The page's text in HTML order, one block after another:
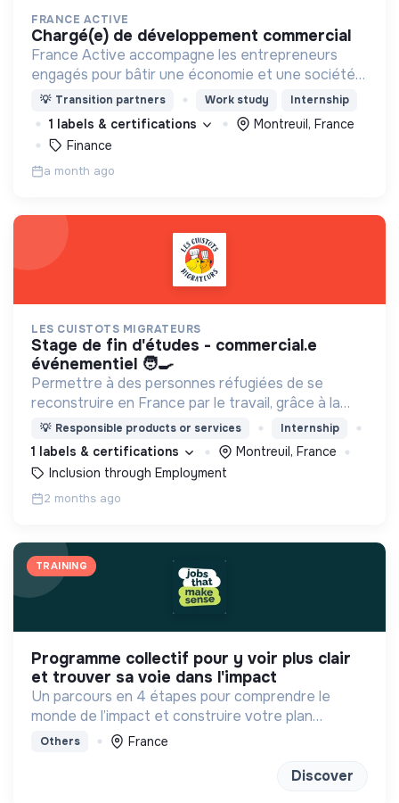
FRANCE ACTIVE
chargé(e) de développement commercial
France Active accompagne les entrepreneurs
engagés pour bâtir une économie et une société
plus inclusive et plus durable.
💡 Transition partners Work study Internship
1 labels & certifications
Montreuil, France
Finance
a month ago
LES CUISTOTS MIGRATEURS
stage de fin d'études - commercial.e
événementiel 🧑‍🍳
Permettre à des personnes réfugiées de se
reconstruire en France par le travail, grâce à la
cuisine et montrer un visage positif et différent de
la migration.
💡 Responsible products or services Internship
1 labels & certifications
Montreuil, France
Inclusion through Employment
2 months ago
TRAINING
programme collectif pour y voir plus clair
et trouver sa voie dans l'impact
Un parcours en 4 étapes pour comprendre le
monde de l’impact et construire votre plan
d'actions à votre rythme avec les bons outils et la
Others France
Discover